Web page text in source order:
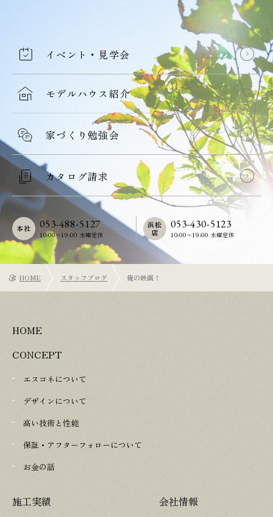
イベント・見学会
モデルハウス紹介
家づくり勉強会
カタログ請求
053-488-5127
10:00〜19:00 水曜定休
本社 053-430-5123
10:00〜19:00 水曜定休
浜松
店
HOME スタッフブログ 俺の映画！
HOME
CONCEPT
エスコネについて
デザインについて
高い技術と性能
保証・アフターフォローについて
お金の話
施工実績
会社情報